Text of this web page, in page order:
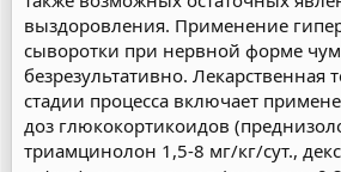
выздоровления. Применение
сыворотки при нервной форме
безрезультативно. Лекарственная
стадии процесса включает
доз глюкокортикоидов
триамцинолон 1,5-8 мг/кг/сут.,